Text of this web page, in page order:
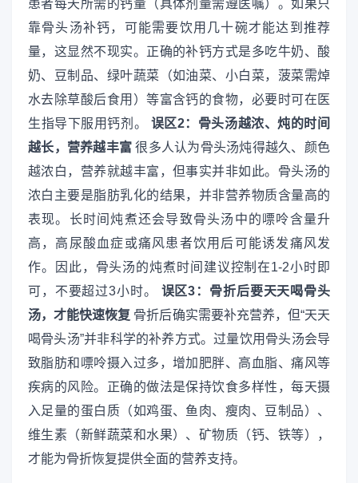
患者每天所需的钙量（具体剂量需遵医嘱）。如果只
靠骨头汤补钙，可能需要饮用几十碗才能达到推荐
量，这显然不现实。正确的补钙方式是多吃牛奶、酸
奶、豆制品、绿叶蔬菜（如油菜、小白菜，菠菜需焯
水去除草酸后食用）等富含钙的食物，必要时可在医
生指导下服用钙剂。 误区2：骨头汤越浓、炖的时间
越长，营养越丰富 很多人认为骨头汤炖得越久、颜色
越浓白，营养就越丰富，但事实并非如此。骨头汤的
浓白主要是脂肪乳化的结果，并非营养物质含量高的
表现。长时间炖煮还会导致骨头汤中的嘌呤含量升
高，高尿酸血症或痛风患者饮用后可能诱发痛风发
作。因此，骨头汤的炖煮时间建议控制在1-2小时即
可，不要超过3小时。 误区3：骨折后要天天喝骨头
汤，才能快速恢复 骨折后确实需要补充营养，但“天天
喝骨头汤”并非科学的补养方式。过量饮用骨头汤会导
致脂肪和嘌呤摄入过多，增加肥胖、高血脂、痛风等
疾病的风险。正确的做法是保持饮食多样性，每天摄
入足量的蛋白质（如鸡蛋、鱼肉、瘦肉、豆制品）、
维生素（新鲜蔬菜和水果）、矿物质（钙、铁等），
才能为骨折恢复提供全面的营养支持。